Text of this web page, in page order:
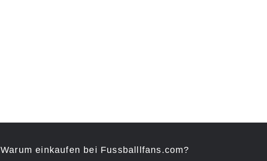
Warum einkaufen bei Fussballlfans.com?